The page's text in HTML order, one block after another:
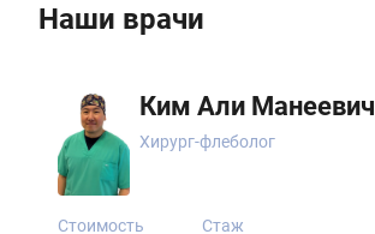
Наши врачи
Ким Али Манеевич
Хирург-флеболог
Стаж
Стоимость